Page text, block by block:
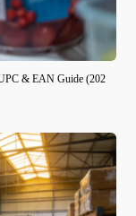
& EAN Guide (202